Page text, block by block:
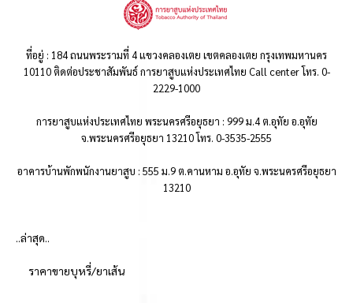
ที่อยู่ : 184 ถนนพระรามที่ 4 แขวงคลองเตย เขตคลองเตย กรุงเทพมหานคร
10110 ติดต่อประชาสัมพันธ์ การยาสูบแห่งประเทศไทย Call center โทร. 0-
2229-1000
การยาสูบแห่งประเทศไทย พระนครศรีอยุธยา : 999 ม.4 ต.อุทัย อ.อุทัย
จ.พระนครศรีอยุธยา 13210 โทร. 0-3535-2555
อาคารบ้านพักพนักงานยาสูบ : 555 ม.9 ต.คานหาม อ.อุทัย จ.พระนครศรีอยุธยา
13210
..ล่าสุด..
ราคาขายบุหรี่/ยาเส้น